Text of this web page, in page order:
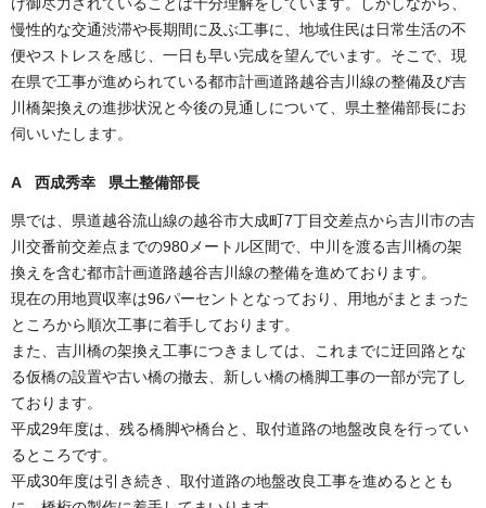
慢性的な交通渋滞や長期間に及ぶ工事に、地域住民は日常生活の不
便やストレスを感じ、一日も早い完成を望んでいます。そこで、現
在県で工事が進められている都市計画道路越谷吉川線の整備及び吉
川橋架換えの進捗状況と今後の見通しについて、県土整備部長にお
伺いいたします。
A 西成秀幸 県土整備部長
県では、県道越谷流山線の越谷市大成町7丁目交差点から吉川市の吉
川交番前交差点までの980メートル区間で、中川を渡る吉川橋の架
換えを含む都市計画道路越谷吉川線の整備を進めております。
現在の用地買収率は96パーセントとなっており、用地がまとまった
ところから順次工事に着手しております。
また、吉川橋の架換え工事につきましては、これまでに迂回路とな
る仮橋の設置や古い橋の撤去、新しい橋の橋脚工事の一部が完了し
ております。
平成29年度は、残る橋脚や橋台と、取付道路の地盤改良を行ってい
るところです。
平成30年度は引き続き、取付道路の地盤改良工事を進めるととも